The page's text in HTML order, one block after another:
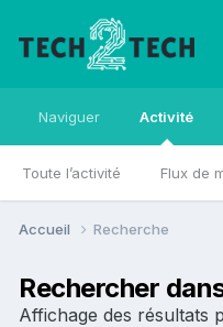
Naviguer Activité
Toute l’activité Flux de
Accueil Recherche
Rechercher
Affichage des résultats